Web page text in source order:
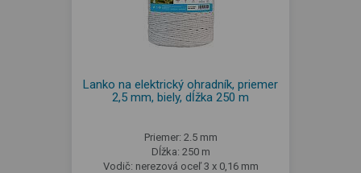
Lanko na elektrický ohradník, priemer
2,5 mm, biely, dĺžka 250 m
Priemer: 2.5 mm
Dĺžka: 250 m
Vodič: nerezová oceľ 3 x 0,16 mm